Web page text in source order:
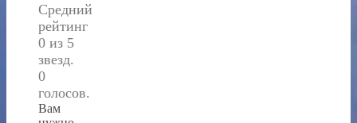
Средний
рейтинг
0 из 5
звезд.
0
голосов.
Вам